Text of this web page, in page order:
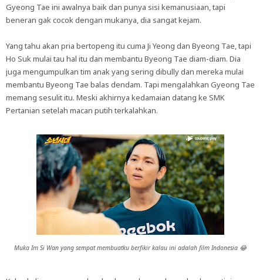
Gyeong Tae ini awalnya baik dan punya sisi kemanusiaan, tapi
beneran gak cocok dengan mukanya, dia sangat kejam.
Yang tahu akan pria bertopeng itu cuma Ji Yeong dan Byeong Tae, tapi
Ho Suk mulai tau hal itu dan membantu Byeong Tae diam-diam. Dia
juga mengumpulkan tim anak yang sering dibully dan mereka mulai
membantu Byeong Tae balas dendam. Tapi mengalahkan Gyeong Tae
memang sesulit itu. Meski akhirnya kedamaian datang ke SMK
Pertanian setelah macan putih terkalahkan.
Muka Im Si Wan yang sempat membuatku berfikir kalau ini adalah film Indonesia 😂